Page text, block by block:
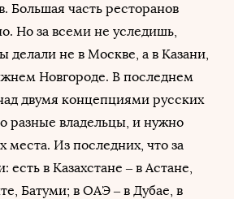
Большая часть ресторанов
Но за всеми не уследишь,
делали не в Москве, а в Казани,
Новгороде. В последнем
двумя концепциями русских
разные владельцы, и нужно
места. Из последних, что за
в Казахстане – в Астане,
Батуми; в ОАЭ – в Дубае, в